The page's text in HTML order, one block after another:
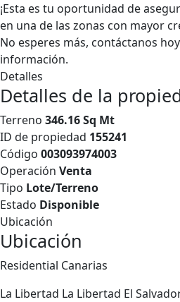
¡Esta es tu oportunidad de
en una de las zonas con mayor
No esperes más, contáctanos
información.
Detalles
Detalles de la
Terreno 346.16 Sq Mt
ID de propiedad 155241
Código 003093974003
Operación Venta
Tipo Lote/Terreno
Estado Disponible
Ubicación
Ubicación
Residential Canarias
La Libertad La Libertad El